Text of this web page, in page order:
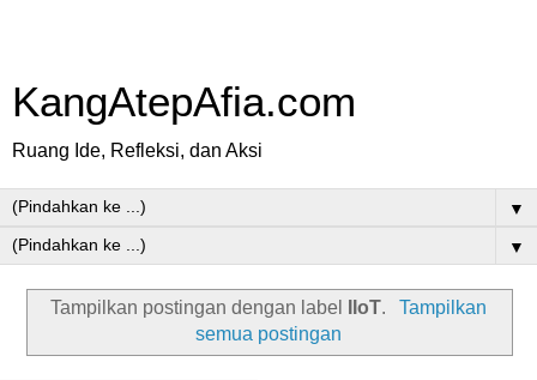
KangAtepAfia.com
Ruang Ide, Refleksi, dan Aksi
▼
▼
Tampilkan postingan dengan label IIoT.
Tampilkan
semua postingan